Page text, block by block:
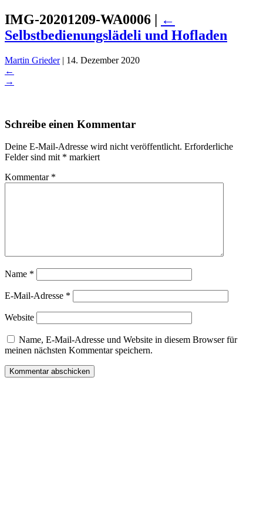
IMG-20201209-WA0006 | ←
Selbstbedienungslädeli und Hofladen
Martin Grieder | 14. Dezember 2020
←
→
Schreibe einen Kommentar
Deine E-Mail-Adresse wird nicht veröffentlicht. Erforderliche
Felder sind mit * markiert
Kommentar *
Name *
E-Mail-Adresse *
Website
Name, E-Mail-Adresse und Website in diesem Browser für
meinen nächsten Kommentar speichern.